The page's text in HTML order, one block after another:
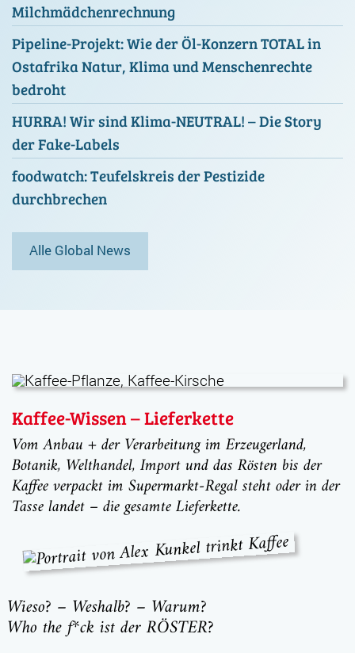
Milchmädchenrechnung
Pipeline-Projekt: Wie der Öl-Konzern TOTAL in
Ostafrika Natur, Klima und Menschenrechte
bedroht
HURRA! Wir sind Klima-NEUTRAL! – Die Story
der Fake-Labels
foodwatch: Teufelskreis der Pestizide
durchbrechen
Alle Global News
Kaffee-Wissen – Lieferkette
Vom Anbau + der Verarbeitung im Erzeugerland,
Botanik, Welthandel, Import und das Rösten bis der
Kaffee verpackt im Supermarkt-Regal steht oder in der
Tasse landet – die gesamte Lieferkette.
Wieso? – Weshalb? – Warum?
Who the f*ck ist der RÖSTER?